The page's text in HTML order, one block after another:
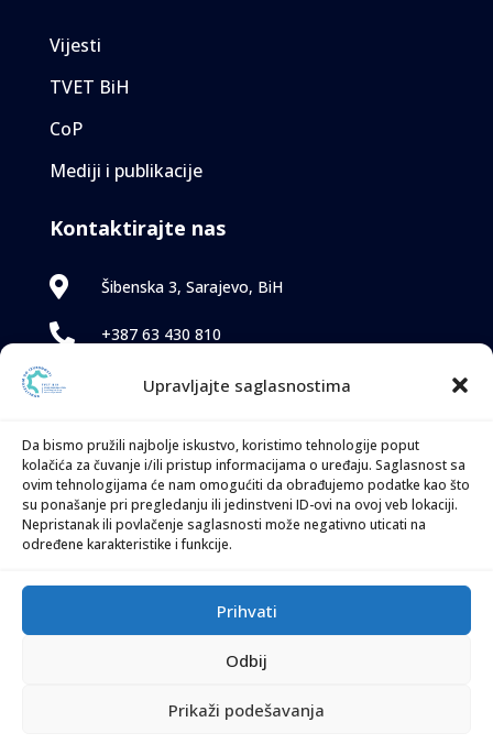
Upravljajte saglasnostima
Da bismo pružili najbolje iskustvo, koristimo tehnologije poput
kolačića za čuvanje i/ili pristup informacijama o uređaju. Saglasnost sa
ovim tehnologijama će nam omogućiti da obrađujemo podatke kao što
su ponašanje pri pregledanju ili jedinstveni ID-ovi na ovoj veb lokaciji.
Nepristanak ili povlačenje saglasnosti može negativno uticati na
određene karakteristike i funkcije.
Prihvati
Odbij
Prikaži podešavanja
Vijesti
TVET BiH
CoP
Mediji i publikacije
Kontaktirajte nas
 Šibenska 3, Sarajevo, BiH
 +387 63 430 810
 TVETS2@gopa-group.org
Švicarske, a sprovodi GOPA Worldwide Consultants GmbH u BiH.
Sadržaj ove web stranice, kao i nalazi prikazani u njoj, ne
odražavaju nužno stavove Vlade Švicarske.